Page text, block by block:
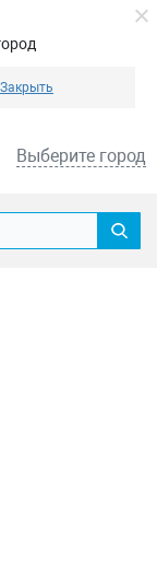
Закрыть
Выберите город